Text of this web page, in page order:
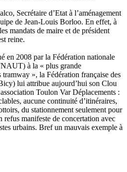
Secrétaire d’Etat à l’aménagement
de Jean-Louis Borloo. En effet, à
mandats de maire et de président
reine.
en 2008 par la Fédération nationale
à la « plus grande
tramway », la Fédération française des
lui attribue aujourd’hui son Clou
Toulon Var Déplacements :
aucune continuité d’itinéraires,
du stationnement seulement pour
refus manifeste de concertation avec
urbains. Bref un mauvais exemple à